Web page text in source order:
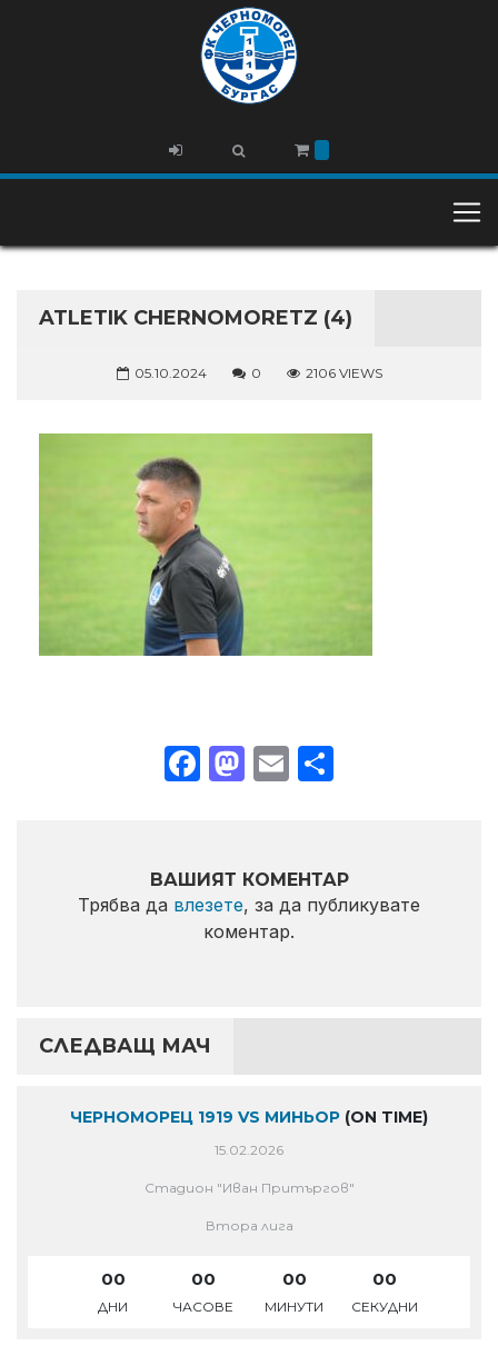
ATLETIK CHERNOMORETZ (4)
05.10.2024 0 2106 VIEWS
Facebook
Mastodon
Email
ВАШИЯТ КОМЕНТАР
Трябва да влезете, за да публикувате
коментар.
СЛЕДВАЩ МАЧ
ЧЕРНОМОРЕЦ 1919 VS МИНЬОР (ON TIME)
15.02.2026
Стадион "Иван Притъргов"
Втора лига
00
ДНИ
00
ЧАСОВЕ
00
МИНУТИ
00
СЕКУДНИ